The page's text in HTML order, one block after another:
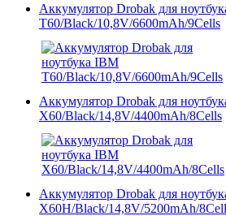
Аккумулятор Drobak для
T60/Black/10,8V/6600mAh/9Cells
Аккумулятор Drobak для
X60/Black/14,8V/4400mAh/8Cells
Аккумулятор Drobak для
X60H/Black/14,8V/5200mAh/